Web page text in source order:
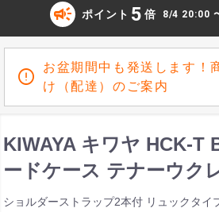
campaign ポイント 5 倍 8/4 20:00
お盆期間中も発送します！
け（配達）のご案内
KIWAYA キワヤ HCK-T
ードケース テナーウク
ショルダーストラップ2本付 リュックタイ